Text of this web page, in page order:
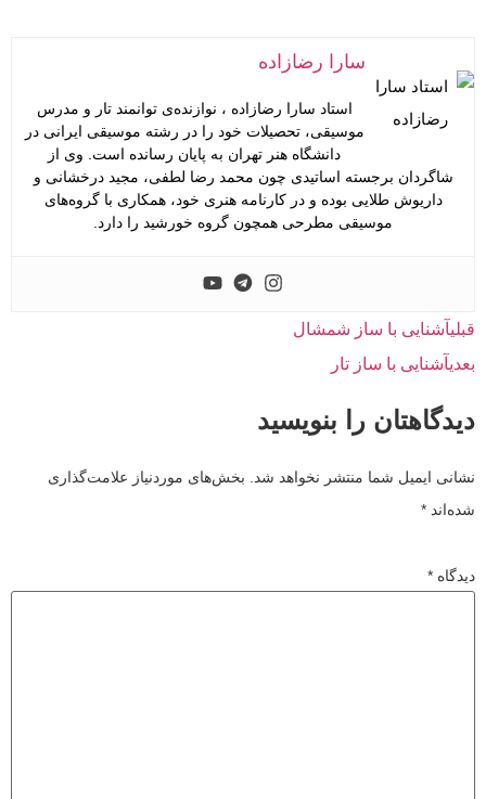
سارا رضازاده
استاد سارا رضازاده ، نوازنده‌ی توانمند تار و مدرس
موسیقی، تحصیلات خود را در رشته موسیقی ایرانی در
دانشگاه هنر تهران به پایان رسانده است. وی از
شاگردان برجسته اساتیدی چون محمد رضا لطفی، مجید درخشانی و
داریوش طلایی بوده و در کارنامه هنری خود، همکاری با گروه‌های
موسیقی مطرحی همچون گروه خورشید را دارد.
قبلیآشنایی با ساز شمشال
بعدیآشنایی با ساز تار
دیدگاهتان را بنویسید
نشانی ایمیل شما منتشر نخواهد شد.
بخش‌های موردنیاز علامت‌گذاری
شده‌اند *
دیدگاه *